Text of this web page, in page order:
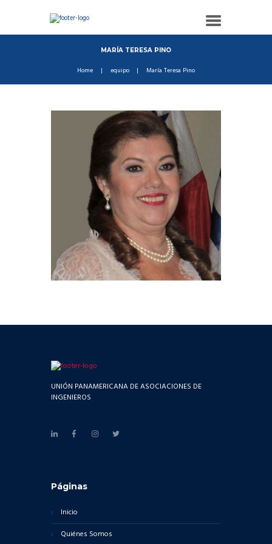
MARÍA TERESA PINO
Home equipo María Teresa Pino
UNIÓN PANAMERICANA DE ASOCIACIONES DE
INGENIEROS
Páginas
Inicio
Quiénes Somos